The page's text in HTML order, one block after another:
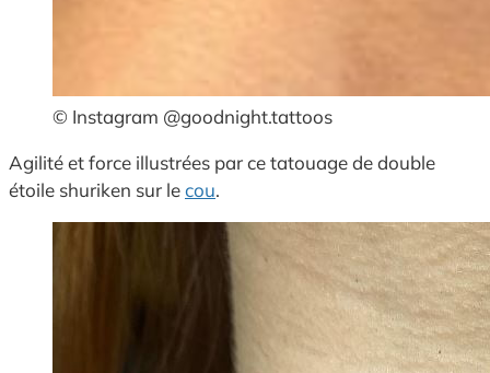
© Instagram @goodnight.tattoos
Agilité et force illustrées par ce tatouage de double
étoile shuriken sur lecou.